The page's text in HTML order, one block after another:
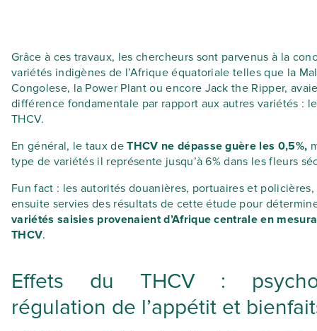
Grâce à ces travaux, les chercheurs sont parvenus à la
variétés indigènes de l’Afrique équatoriale telles que la
Congolese, la Power Plant ou encore Jack the Ripper,
différence fondamentale par rapport aux autres variétés :
THCV.
En général, le taux deTHCV ne dépasse guère les 0,5%,
type de variétés il représente jusqu’à 6% dans les fleurs
Fun fact : les autorités douanières, portuaires et policières,
ensuite servies des résultats de cette étude pour
variétés saisies provenaient d’Afrique centrale en
THCV.
Effets du THCV :
régulation de l’appétit et